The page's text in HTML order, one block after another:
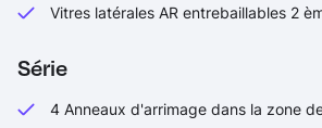
Vitres latérales AR entrebaillables 2
Série
4 Anneaux d'arrimage dans la zone